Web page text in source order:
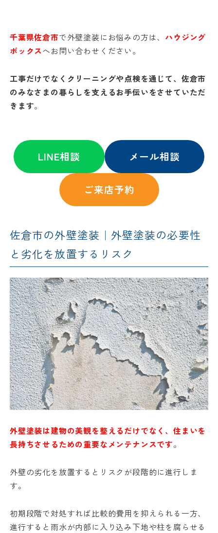
千葉県佐倉市で外壁塗装にお悩みの方は、 ハウジング
ボックスへお問い合わせください。
工事だけでなくクリーニングや点検を通じて、佐倉市
のみなさまの暮らしを支えるお手伝いをさせていただ
きます。
LINE相談 メール相談
ご来店予約
佐倉市の外壁塗装｜外壁塗装の必要性
と劣化を放置するリスク
外壁塗装は建物の美観を整えるだけでなく、住まいを
長持ちさせるための重要なメンテナンスです。
外壁の劣化を放置するとリスクが段階的に進行しま
す。
初期段階で対処すれば比較的費用を抑えられる一方、
進行すると雨水が内部に入り込み下地や柱を腐らせる